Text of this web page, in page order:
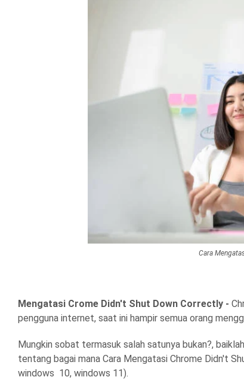
Cara
Mengatasi Crome Didn't Shut Down Correctly -
pengguna internet, saat ini hampir semua orang
Mungkin sobat termasuk salah satunya bukan?,
tentang bagai mana Cara Mengatasi Chrome Didn't
windows 10, windows 11).